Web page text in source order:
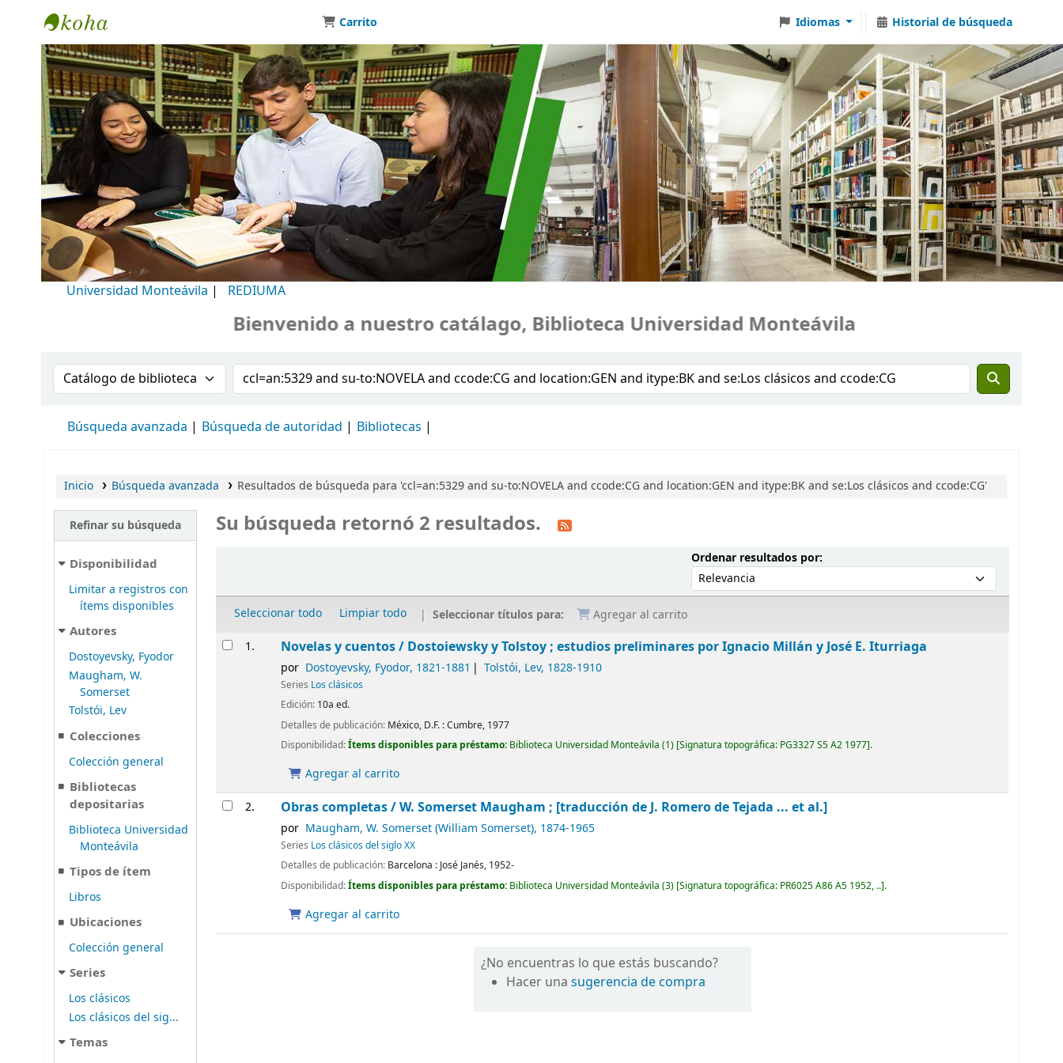
Biblioteca Universidad Monteávila
Carrito Idiomas Historial de búsqueda
Universidad Monteávila | REDIUMA
Bienvenido a nuestro catálago, Biblioteca Universidad Monteávila
Buscar en el catálogo por:Buscar en el catálogo
Búsqueda avanzada Búsqueda de autoridad Bibliotecas
Inicio Búsqueda avanzada Resultados de búsqueda para 'ccl=an:5329 and su-to:NOVELA and ccode:CG and location:GEN and itype:BK and se:Los clásicos and ccode:CG'
Refinar su búsqueda
Disponibilidad
Limitar a registros con
ítems disponibles
Autores
Dostoyevsky, Fyodor
Maugham, W.
Somerset
Tolstói, Lev
Colecciones
Colección general
Bibliotecas
depositarias
Biblioteca Universidad
Monteávila
Tipos de ítem
Libros
Ubicaciones
Colección general
Series
Los clásicos
Los clásicos del sig...
Temas
Su búsqueda retornó 2 resultados.
Ordenar resultados por:Ordenar por:
Seleccionar todo Limpiar todo Seleccionar títulos para: Agregar al carrito
Resultados
1. Novelas y cuentos / Dostoiewsky y Tolstoy ; estudios preliminares por Ignacio Millán y José E. Iturriaga
por Dostoyevsky, Fyodor, 1821-1881 Tolstói, Lev, 1828-1910
Series Los clásicos
Edición: 10a ed.
Detalles de publicación: México, D.F. :Cumbre, 1977
Disponibilidad:Ítems disponibles para préstamo: Biblioteca Universidad Monteávila (1) Signatura topográfica: PG3327 S5 A2 1977 .
Agregar al carrito
2. Obras completas /W. Somerset Maugham ; [traducción de J. Romero de Tejada ... et al.]
por Maugham, W. Somerset (William Somerset), 1874-1965
Series Los clásicos del siglo XX
Detalles de publicación: Barcelona : José Janés, 1952-
Disponibilidad:Ítems disponibles para préstamo: Biblioteca Universidad Monteávila (3) Signatura topográfica: PR6025 A86 A5 1952, .. .
Agregar al carrito
¿No encuentras lo que estás buscando?
Hacer unasugerencia de compra